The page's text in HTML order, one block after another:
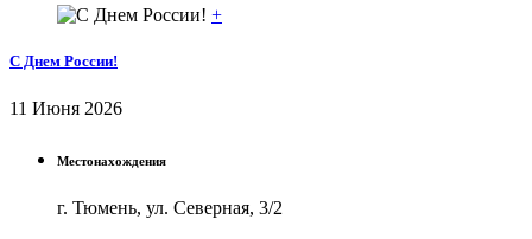
+
С Днем России!
11 Июня 2026
Местонахождения
г. Тюмень, ул. Северная, 3/2